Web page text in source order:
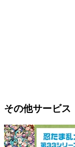
その他サービス